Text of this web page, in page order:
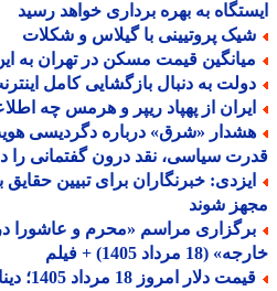
به بهره برداری خواهد رسید
پروتیینی با گیلاس و شکلات
قیمت مسکن در تهران به این
به دنبال بازگشایی کامل
از پهپاد ریپر و هرمس چه
«شرق» درباره دگردیسی هویت
سیاسی، نقد درون گفتمانی را
خبرنگاران برای تبیین حقایق
شوند
مراسم «محرم و عاشورا در
مرداد 1405) + فیلم
قیمت دلار